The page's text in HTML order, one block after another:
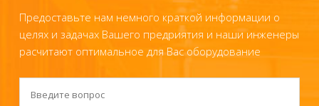
Предоставьте нам немного краткой информации о
целях и задачах Вашего предриятия и наши инженеры
расчитают оптимальное для Вас оборудование